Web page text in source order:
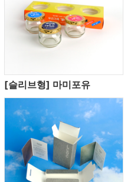
[슬리브형] 마미포유